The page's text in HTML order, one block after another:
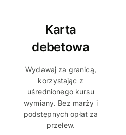
Karta
debetowa
Wydawaj za granicą,
korzystając z
uśrednionego kursu
wymiany. Bez marży i
podstępnych opłat za
przelew.